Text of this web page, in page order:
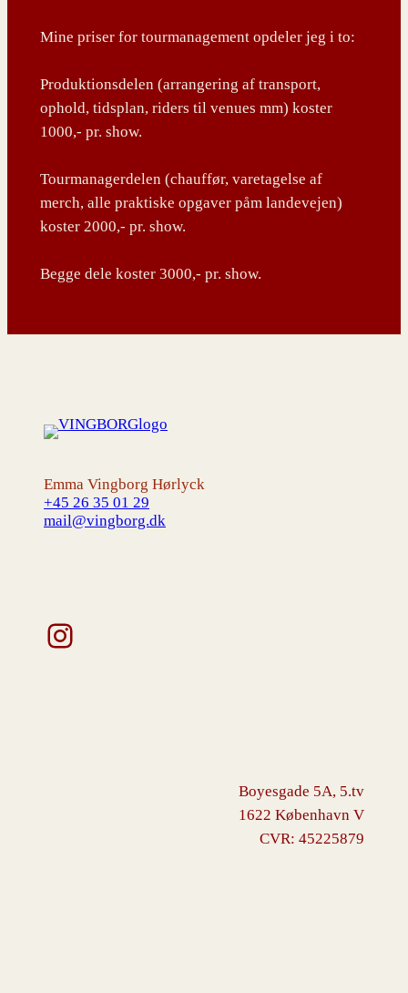
Mine priser for tourmanagement opdeler jeg i to:
Produktionsdelen (arrangering af transport,
ophold, tidsplan, riders til venues mm) koster
1000,- pr. show.
Tourmanagerdelen (chauffør, varetagelse af
merch, alle praktiske opgaver påm landevejen)
koster 2000,- pr. show.
Begge dele koster 3000,- pr. show.
Emma Vingborg Hørlyck
+45 26 35 01 29
mail@vingborg.dk
Instagram
Boyesgade 5A, 5.tv
1622 København V
CVR: 45225879